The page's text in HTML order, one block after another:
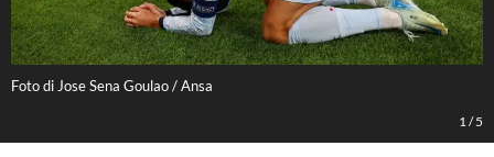
Foto di Jose Sena Goulao / Ansa
1 /5